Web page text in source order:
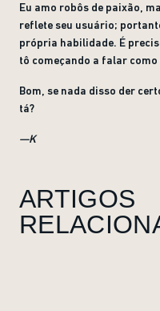
Eu amo robôs de paixão,
reflete seu usuário;
própria habilidade. É
tô começando a falar
Bom, se nada disso der
tá?
—K
ARTIGOS